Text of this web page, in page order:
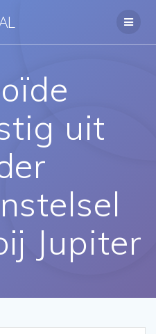
naar
uit
Jupiter